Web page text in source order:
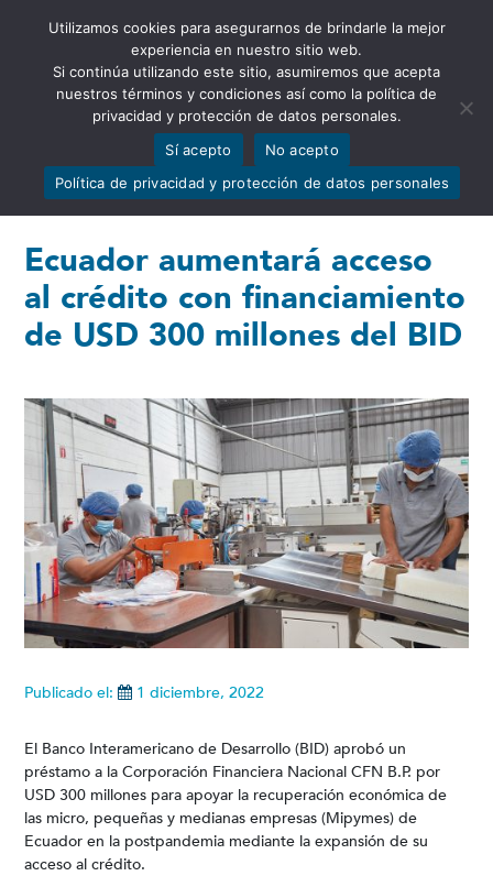
Abrir barra de herramientas
Ecuador aumentará acceso
al crédito con financiamiento
de USD 300 millones del BID
Publicado el: 1 diciembre, 2022
El Banco Interamericano de Desarrollo (BID) aprobó un
préstamo a la Corporación Financiera Nacional CFN B.P. por
USD 300 millones para apoyar la recuperación económica de
las micro, pequeñas y medianas empresas (Mipymes) de
Ecuador en la postpandemia mediante la expansión de su
acceso al crédito.
Utilizamos cookies para asegurarnos de brindarle la mejor
experiencia en nuestro sitio web.
Si continúa utilizando este sitio, asumiremos que acepta
nuestros términos y condiciones así como la política de
privacidad y protección de datos personales.
Sí acepto
No acepto
Política de privacidad y protección de datos personales